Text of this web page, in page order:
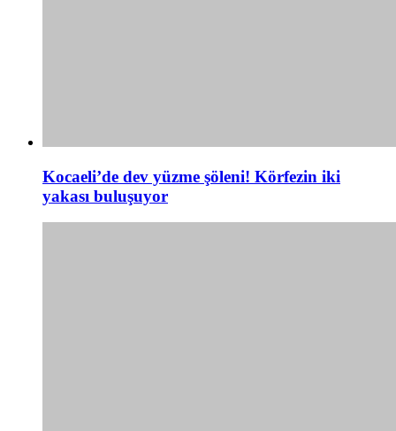
Kocaeli’de dev yüzme şöleni! Körfezin iki
yakası buluşuyor